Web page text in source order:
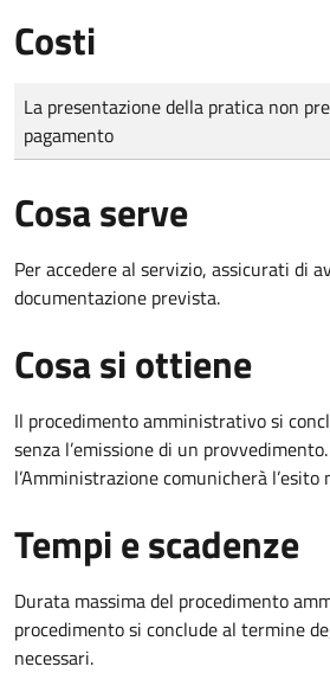
Costi
Tipo di pagamento
Importo
La presentazione della pratica non
pagamento
Cosa serve
Per accedere al servizio, assicurati di
documentazione prevista.
Cosa si ottiene
Il procedimento amministrativo si
senza l’emissione di un
l’Amministrazione comunicherà l’esito
Tempi e scadenze
Durata massima del procedimento
procedimento si conclude al termine
necessari.